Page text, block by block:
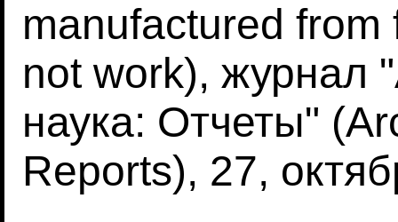
manufactured
not work), журнал
наука: Отчеты"
Reports), 27,